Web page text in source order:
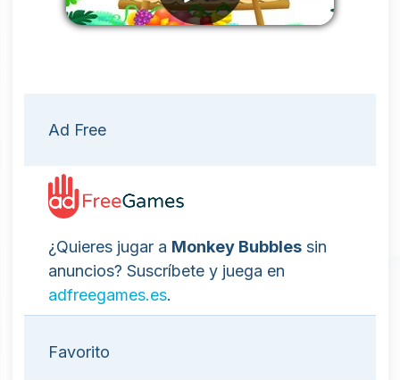
Ad Free
¿Quieres jugar a Monkey Bubbles sin
anuncios? Suscríbete y juega en
adfreegames.es.
Favorito